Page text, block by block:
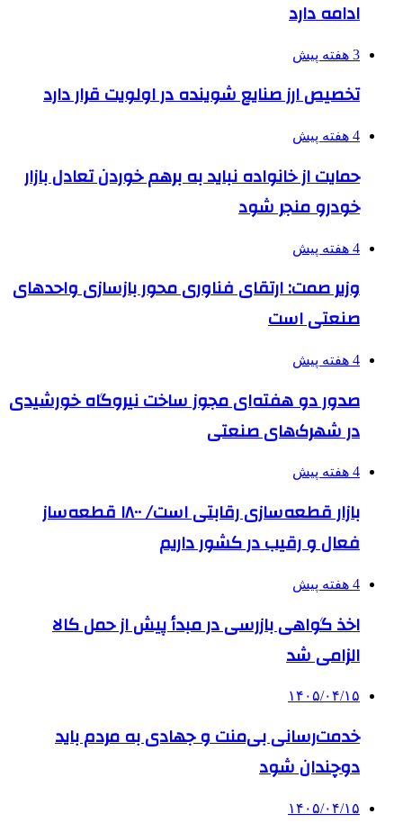
ادامه دارد
3 هفته پیش
تخصیص ارز صنایع شوینده در اولویت قرار دارد
4 هفته پیش
حمایت از خانواده نباید به برهم خوردن تعادل بازار
خودرو منجر شود
4 هفته پیش
وزیر صمت: ارتقای فناوری محور بازسازی واحدهای
صنعتی است
4 هفته پیش
صدور دو هفته‌ای مجوز ساخت نیروگاه خورشیدی
در شهرک‌های صنعتی
4 هفته پیش
بازار قطعه‌سازی رقابتی است/ ۱۸۰۰ قطعه‌ساز
فعال و رقیب در کشور داریم
4 هفته پیش
اخذ گواهی بازرسی در مبدأ پیش از حمل کالا
الزامی شد
۱۴۰۵/۰۴/۱۵
خدمت‌رسانی بی‌منت و جهادی به مردم باید
دوچندان شود
۱۴۰۵/۰۴/۱۵